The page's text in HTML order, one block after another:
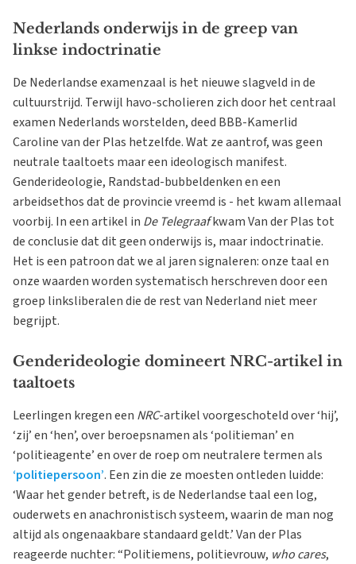
Nederlands onderwijs in de greep van
linkse indoctrinatie
De Nederlandse examenzaal is het nieuwe slagveld in de
cultuurstrijd. Terwijl havo-scholieren zich door het centraal
examen Nederlands worstelden, deed BBB-Kamerlid
Caroline van der Plas hetzelfde. Wat ze aantrof, was geen
neutrale taaltoets maar een ideologisch manifest.
Genderideologie, Randstad-bubbeldenken en een
arbeidsethos dat de provincie vreemd is - het kwam allemaal
voorbij. In een artikel in De Telegraafkwam Van der Plas tot
de conclusie dat dit geen onderwijs is, maar indoctrinatie.
Het is een patroon dat we al jaren signaleren: onze taal en
onze waarden worden systematisch herschreven door een
groep linksliberalen die de rest van Nederland niet meer
begrijpt.
Genderideologie domineert NRC-artikel in
taaltoets
Leerlingen kregen een NRC-artikel voorgeschoteld over ‘hij’,
‘zij’ en ‘hen’, over beroepsnamen als ‘politieman’ en
‘politieagente’ en over de roep om neutralere termen als
‘politiepersoon’. Een zin die ze moesten ontleden luidde:
‘Waar het gender betreft, is de Nederlandse taal een log,
ouderwets en anachronistisch systeem, waarin de man nog
altijd als ongenaakbare standaard geldt.’ Van der Plas
reageerde nuchter: “Politiemens, politievrouw, who cares,